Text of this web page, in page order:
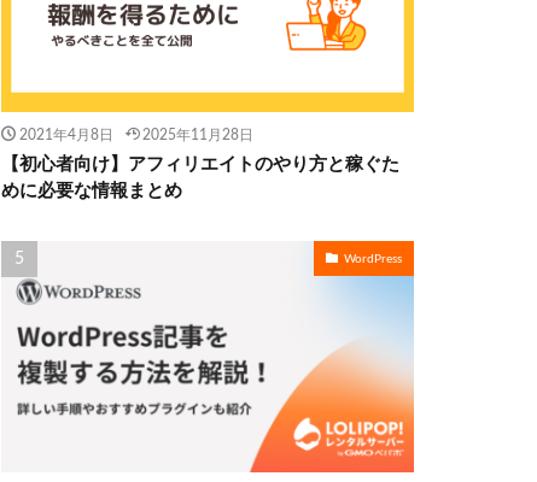
2021年4月8日 2025年11月28日
【初心者向け】アフィリエイトのやり方と稼ぐた
めに必要な情報まとめ
WordPress